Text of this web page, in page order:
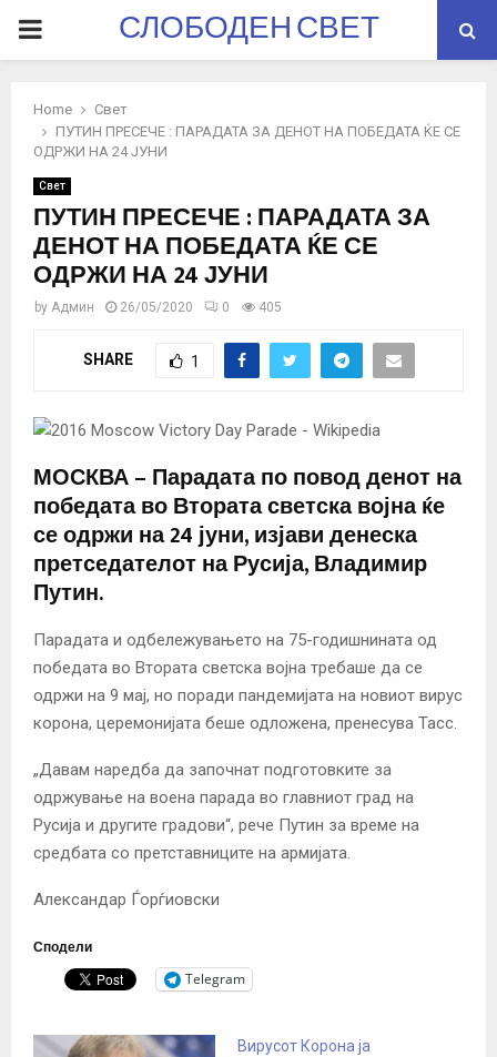
PRIMARYСЛОБОДЕН СВЕТ
Home
Свет
ПУТИН ПРЕСЕЧЕ : ПАРАДАТА ЗА ДЕНОТ НА ПОБЕДАТА ЌЕ СЕ
ОДРЖИ НА 24 ЈУНИ
Свет
ПУТИН ПРЕСЕЧЕ : ПАРАДАТА ЗА
ДЕНОТ НА ПОБЕДАТА ЌЕ СЕ
ОДРЖИ НА 24 ЈУНИ
by Админ 26/05/2020 0 405
SHARE 1
МОСКВА – Парадата по повод денот на
победата во Втората светска војна ќе
се одржи на 24 јуни, изјави денеска
претседателот на Русија, Владимир
Путин.
Парадата и одбележувањето на 75-годишнината од
победата во Втората светска војна требаше да се
одржи на 9 мај, но поради пандемијата на новиот вирус
корона, церемонијата беше одложена, пренесува Тасс.
„Давам наредба да започнат подготовките за
одржување на воена парада во главниот град на
Русија и другите градови“, рече Путин за време на
средбата со претставниците на армијата.
Александар Ѓорѓиовски
Сподели
Telegram
Вирусот Корона ја